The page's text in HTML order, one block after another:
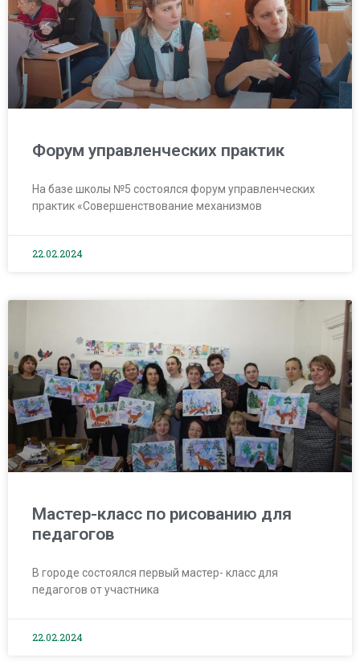
Форум управленческих практик
На базе школы №5 состоялся форум управленческих
практик «Совершенствование механизмов
22.02.2024
Мастер-класс по рисованию для
педагогов
В городе состоялся первый мастер- класс для
педагогов от участника
22.02.2024